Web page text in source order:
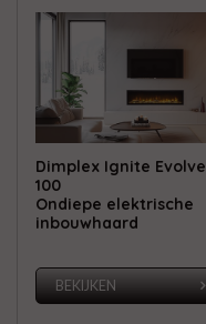
Dimplex Ignite Evolve
100
Ondiepe elektrische
inbouwhaard
BEKIJKEN